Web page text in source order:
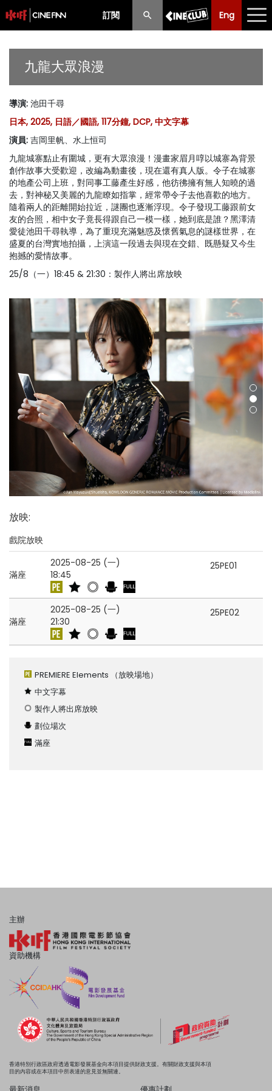
訂閱 Eng
Eng 中文
節目
優惠計劃
前期節目
九龍大眾浪漫
導演: 池田千尋
日本, 2025, 日語／國語, 117分鐘, DCP, 中文字幕
演員: 吉岡里帆、水上恒司
九龍城寨點止有圍城，更有大眾浪漫！漫畫家眉月啍以城寨為背景
創作故事大受歡迎，改編為動畫後，現在還有真人版。令子在城寨
的地產公司上班，對同事工藤產生好感，他彷彿擁有無人知曉的過
去，對神秘又美麗的九龍瞭如指掌，經常帶令子去他喜歡的地方。
隨着兩人的距離開始拉近，謎團也逐漸浮現。令子發現工藤跟前女
友的合照，相中女子竟長得跟自己一模一樣，她到底是誰？黑澤清
愛徒池田千尋執導，為了重現充滿魅惑及懷舊氣息的謎樣世界，在
盛夏的台灣實地拍攝，上演這一段過去與現在交錯、既懸疑又今生
抱撼的愛情故事。
25/8（一）18:45 & 21:30：製作人將出席放映
放映:
戲院放映
滿座
2025-08-25 (一)
18:45
25PE01
滿座
2025-08-25 (一)
21:30
25PE02
PREMIERE Elements （放映場地）
中文字幕
製作人將出席放映
劃位場次
滿座
主辦
資助機構
香港特別行政區政府透過電影發展基金向本項目提供財政支援。有關財政支援與本項
目的內容或在本項目中所表達的意見並無關連。